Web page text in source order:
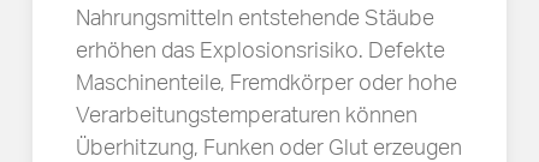
Nahrungsmitteln entstehende Stäube
erhöhen das Explosionsrisiko. Defekte
Maschinenteile, Fremdkörper oder hohe
Verarbeitungstemperaturen können
Überhitzung, Funken oder Glut erzeugen